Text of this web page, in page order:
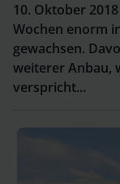
10. Oktober
Wochen enorm
gewachsen.
weiterer Anbau,
verspricht...